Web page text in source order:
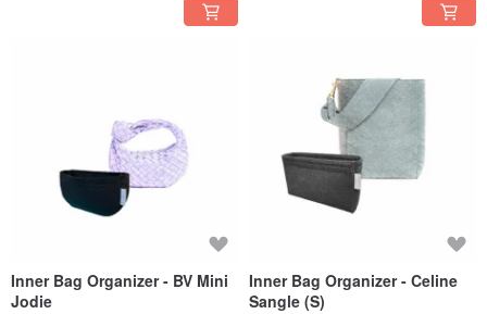
Inner Bag Organizer - BV Mini
Jodie
Inner Bag Organizer - Celine
Sangle (S)